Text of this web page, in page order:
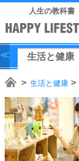
人生の教科書
生活と健康
生活と健康